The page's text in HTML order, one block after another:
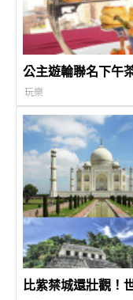
公主遊輪聯名下午
玩樂
比紫禁城還壯觀！